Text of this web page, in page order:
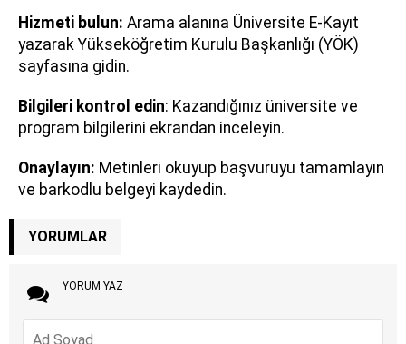
Hizmeti bulun: Arama alanına Üniversite E-Kayıt
yazarak Yükseköğretim Kurulu Başkanlığı (YÖK)
sayfasına gidin.
Bilgileri kontrol edin: Kazandığınız üniversite ve
program bilgilerini ekrandan inceleyin.
Onaylayın: Metinleri okuyup başvuruyu tamamlayın
ve barkodlu belgeyi kaydedin.
YORUMLAR
YORUM YAZ